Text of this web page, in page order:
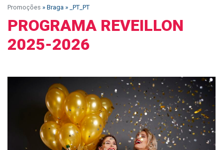
Promoções » Braga » _PT_PT
PROGRAMA REVEILLON
2025-2026